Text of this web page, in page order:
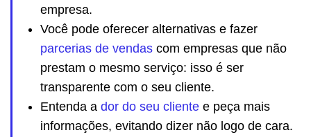
empresa.
Você pode oferecer alternativas e fazer
parcerias de vendas com empresas que não
prestam o mesmo serviço: isso é ser
transparente com o seu cliente.
Entenda a dor do seu cliente e peça mais
informações, evitando dizer não logo de cara.